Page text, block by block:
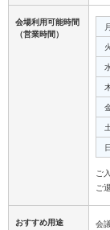
会場利用可能時間
（営業時間）
月
ご
おすすめ用途 会